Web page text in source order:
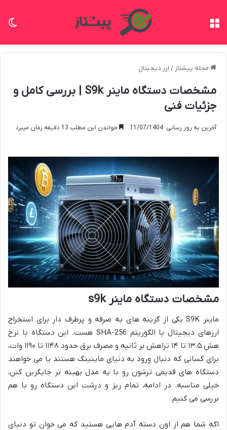
مجله پیشتاز / ارز دیجیتال
مشخصات دستگاه ماینر S9k | بررسی کامل و
جزئیات فنی
آخرین به روز رسانی: 11/07/1404 خواندن این مطلب 13 دقیقه زمان میبرد
مشخصات دستگاه ماینر s9k
ماینر S9K یکی از گزینه های به صرفه و پرطرف دار برای استخراج
ارزهای دیجیتال با الگوریتم SHA-256 هست. این دستگاه با نرخ
هش ۱۳.۵ تا ۱۴ تراهش بر ثانیه و مصرف برق حدود ۱۱۴۸ تا ۱۱۹۰ وات،
برای کسانی که دنبال ورود به دنیای ماینینگ هستند یا می خواهند
دستگاه های قدیمی ترشون رو با یه مدل بهینه تر جایگزین کنن،
خیلی مناسبه. در ادامه، تمام ریز و درشت این دستگاه رو با هم
بررسی می کنیم.
اگه شما هم از اون دسته آدم هایی هستید که می خوان تو دنیای